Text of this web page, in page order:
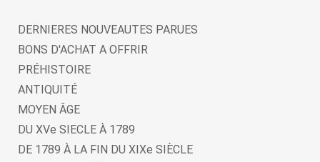
DERNIERES NOUVEAUTES PARUES
BONS D'ACHAT A OFFRIR
PRÉHISTOIRE
ANTIQUITÉ
MOYEN ÂGE
DU XVe SIECLE À 1789
DE 1789 À LA FIN DU XIXe SIÈCLE